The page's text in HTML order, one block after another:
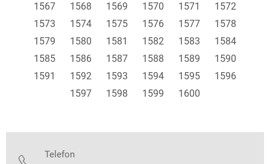
1567
1568 1569 1570 1571
1572
1573
1574 1575 1576 1577
1578
1579
1580 1581 1582 1583
1584
1585
1586 1587 1588 1589
1590
1591
1592 1593 1594 1595
1596
1597
1598 1599 1600
Telefon